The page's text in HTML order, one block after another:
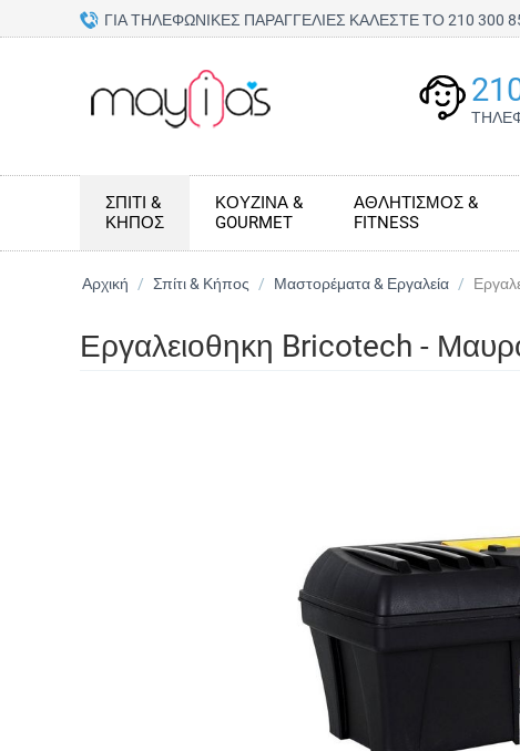
ΓΙΑ ΤΗΛΕΦΩΝΙΚΕΣ ΠΑΡΑΓΓΕΛΙΕΣ ΚΑΛΕΣΤΕ ΤΟ 210
ΣΠΊΤΙ &
ΚΉΠΟΣ
ΚΟΥΖΊΝΑ &
GOURMET
ΑΘΛΗΤΙΣΜΌΣ &
FITNESS
Αρχική / Σπίτι & Κήπος / Μαστορέματα & Εργαλεία /
Εργαλειοθηκη Bricotech -